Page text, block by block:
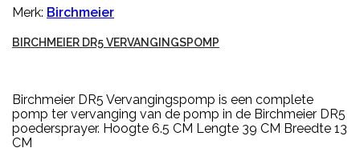
Merk: Birchmeier
BIRCHMEIER DR5 VERVANGINGSPOMP
Birchmeier DR5 Vervangingspomp is een complete
pomp ter vervanging van de pomp in de Birchmeier DR5
poedersprayer. Hoogte 6.5 CM Lengte 39 CM Breedte 13
CM